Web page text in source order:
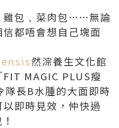
雞包﹑菜肉包……無論
都唔會想自己塊面
然淙養生文化館
MAGIC PLUS瘦
長B水腫的大面即時
即時見效，仲快過